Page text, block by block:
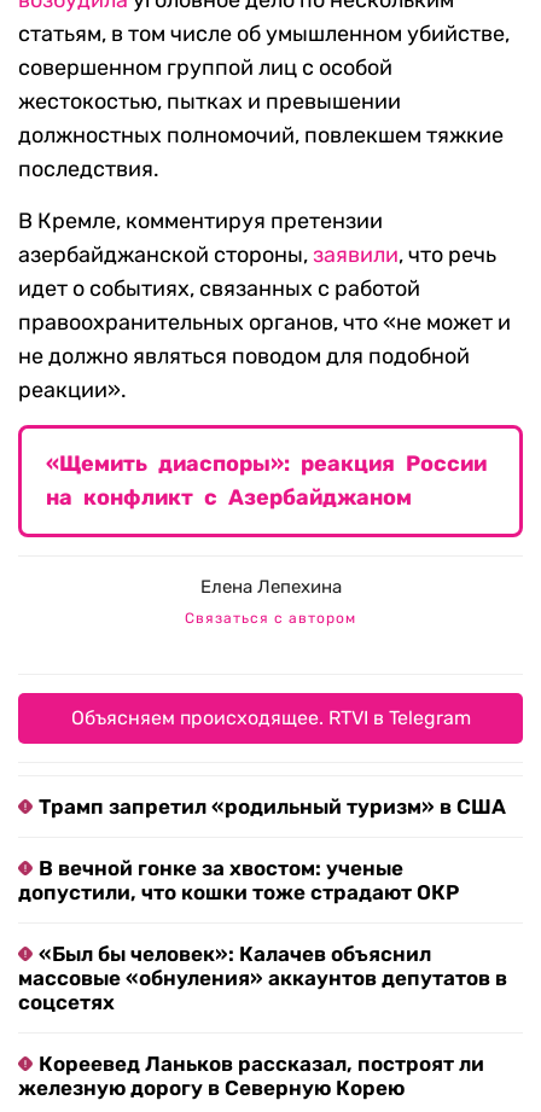
статьям, в том числе об умышленном убийстве,
совершенном группой лиц с особой
жестокостью, пытках и превышении
должностных полномочий, повлекшем тяжкие
последствия.
В Кремле, комментируя претензии
азербайджанской стороны,заявили, что речь
идет о событиях, связанных с работой
правоохранительных органов, что «не может и
не должно являться поводом для подобной
реакции».
«Щемить диаспоры»: реакция России
на конфликт с Азербайджаном
Елена Лепехина
Связаться с автором
Объясняем происходящее. RTVI в Telegram
Трамп запретил «родильный туризм» в США
В вечной гонке за хвостом: ученые
допустили, что кошки тоже страдают ОКР
«Был бы человек»: Калачев объяснил
массовые «обнуления» аккаунтов депутатов в
соцсетях
Кореевед Ланьков рассказал, построят ли
железную дорогу в Северную Корею